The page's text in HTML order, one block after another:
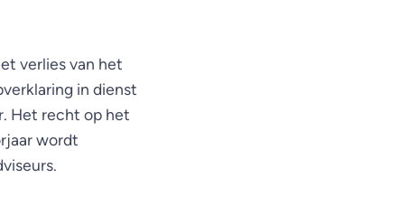
verlies van het
in dienst
Het recht op het
wordt